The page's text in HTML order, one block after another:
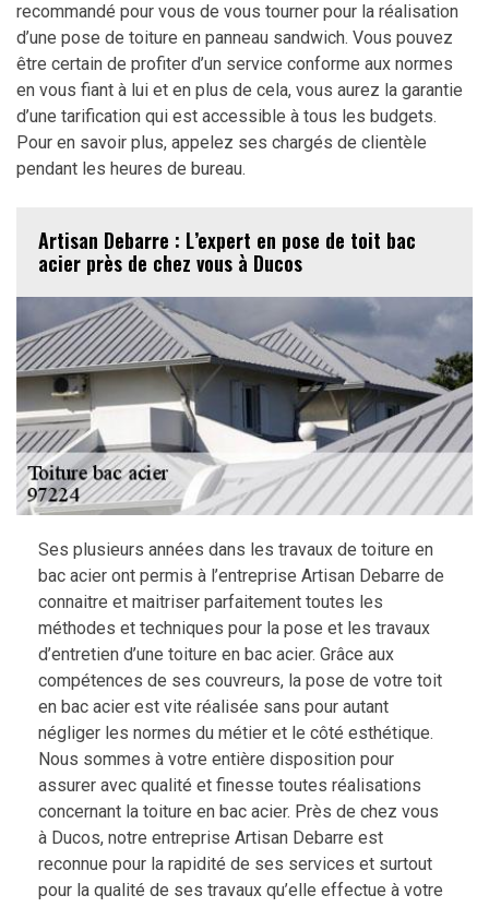
recommandé pour vous de vous tourner pour la réalisation
d’une pose de toiture en panneau sandwich. Vous pouvez
être certain de profiter d’un service conforme aux normes
en vous fiant à lui et en plus de cela, vous aurez la garantie
d’une tarification qui est accessible à tous les budgets.
Pour en savoir plus, appelez ses chargés de clientèle
pendant les heures de bureau.
Artisan Debarre : L’expert en pose de toit bac
acier près de chez vous à Ducos
Ses plusieurs années dans les travaux de toiture en
bac acier ont permis à l’entreprise Artisan Debarre de
connaitre et maitriser parfaitement toutes les
méthodes et techniques pour la pose et les travaux
d’entretien d’une toiture en bac acier. Grâce aux
compétences de ses couvreurs, la pose de votre toit
en bac acier est vite réalisée sans pour autant
négliger les normes du métier et le côté esthétique.
Nous sommes à votre entière disposition pour
assurer avec qualité et finesse toutes réalisations
concernant la toiture en bac acier. Près de chez vous
à Ducos, notre entreprise Artisan Debarre est
reconnue pour la rapidité de ses services et surtout
pour la qualité de ses travaux qu’elle effectue à votre